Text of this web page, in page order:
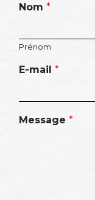
Nom *
Prénom
E-mail *
Message *